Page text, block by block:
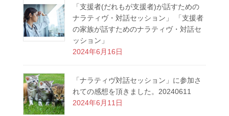
「支援者(だれもが支援者)が話すための
ナラティヴ・対話セッション」 「支援者
の家族が話すためのナラティヴ・対話セ
ッション」
2024年6月16日
「ナラティヴ対話セッション」に参加さ
れての感想を頂きました。20240611
2024年6月11日